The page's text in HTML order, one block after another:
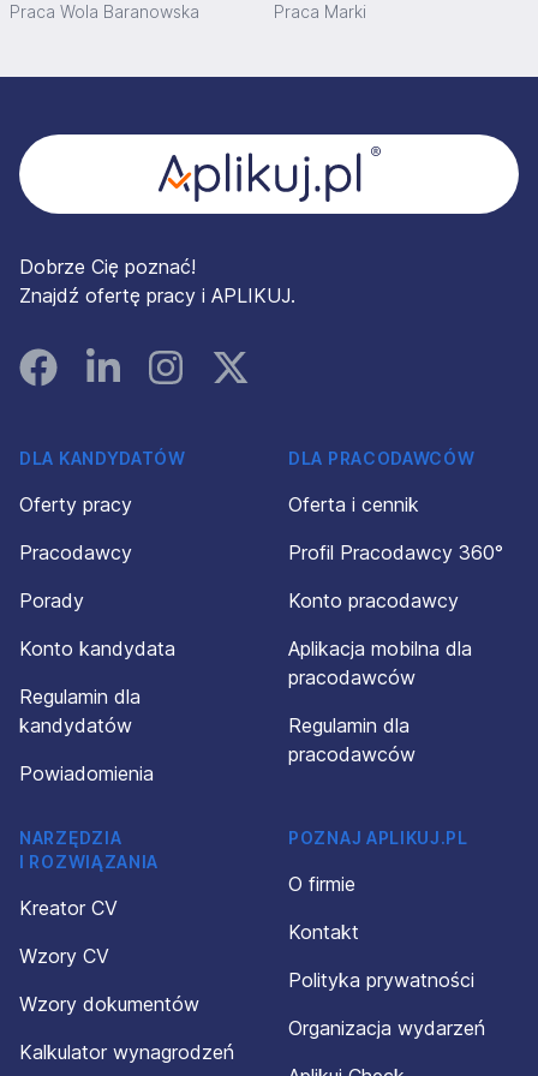
Praca Wola Baranowska Praca Marki
Dobrze Cię poznać!
Znajdź ofertę pracy i APLIKUJ.
FacebookLinked InInstagramInstagram
DLA KANDYDATÓW
Oferty pracy
Pracodawcy
Porady
Konto kandydata
Regulamin dla
kandydatów
Powiadomienia
DLA PRACODAWCÓW
Oferta i cennik
Profil Pracodawcy 360°
Konto pracodawcy
Aplikacja mobilna dla
pracodawców
Regulamin dla
pracodawców
NARZĘDZIA
I ROZWIĄZANIA
Kreator CV
Wzory CV
Wzory dokumentów
Kalkulator wynagrodzeń
POZNAJ APLIKUJ.PL
O firmie
Kontakt
Polityka prywatności
Organizacja wydarzeń